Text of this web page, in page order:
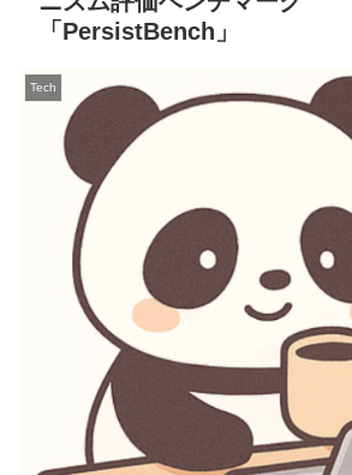
「PersistBench」
Tech